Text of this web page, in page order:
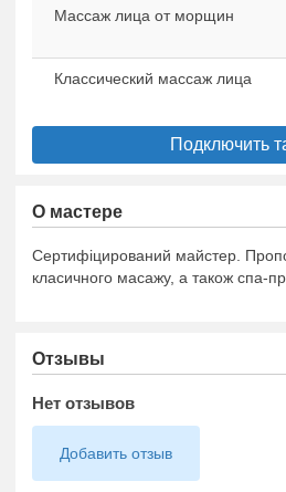
Массаж лица от морщин
Классический массаж лица
Подключить
О мастере
Сертифіцирований майстер.
класичного масажу, а також спа-
Отзывы
Нет отзывов
Добавить отзыв